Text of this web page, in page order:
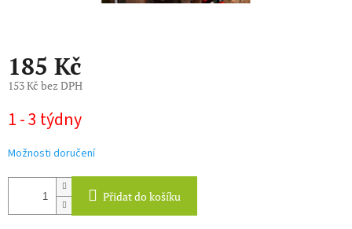
185 Kč
153 Kč bez DPH
cena:
1 - 3 týdny
Možnosti doručení
Přidat do košíku